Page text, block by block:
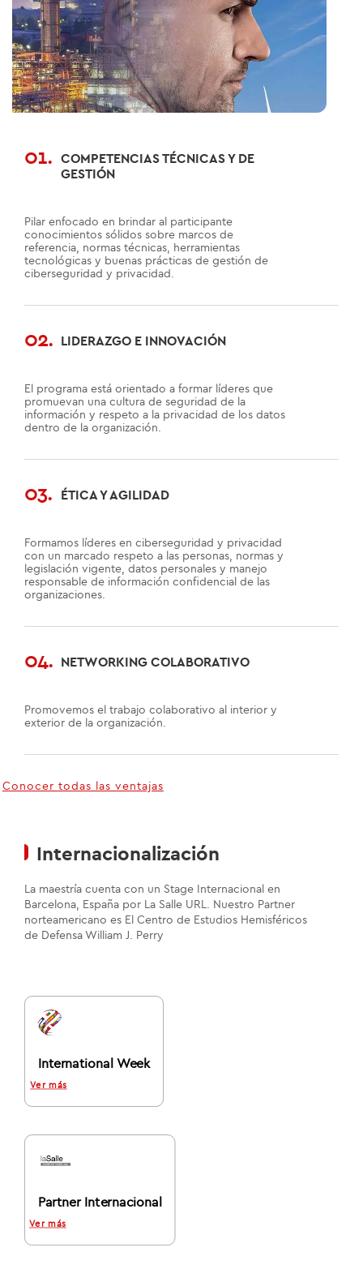
01.
COMPETENCIAS TÉCNICAS Y DE
GESTIÓN
Pilar enfocado en brindar al participante
conocimientos sólidos sobre marcos de
referencia, normas técnicas, herramientas
tecnológicas y buenas prácticas de gestión de
ciberseguridad y privacidad.
02. LIDERAZGO E INNOVACIÓN
El programa está orientado a formar líderes que
promuevan una cultura de seguridad de la
información y respeto a la privacidad de los datos
dentro de la organización.
03. ÉTICA Y AGILIDAD
Formamos líderes en ciberseguridad y privacidad
con un marcado respeto a las personas, normas y
legislación vigente, datos personales y manejo
responsable de información confidencial de las
organizaciones.
04. NETWORKING COLABORATIVO
Promovemos el trabajo colaborativo al interior y
exterior de la organización.
Conocer todas las ventajas
Internacionalización
La maestría cuenta con un Stage Internacional en
Barcelona, España por La Salle URL. Nuestro Partner
norteamericano es El Centro de Estudios Hemisféricos
de Defensa William J. Perry
International Week
Ver más
Partner Internacional
Ver más